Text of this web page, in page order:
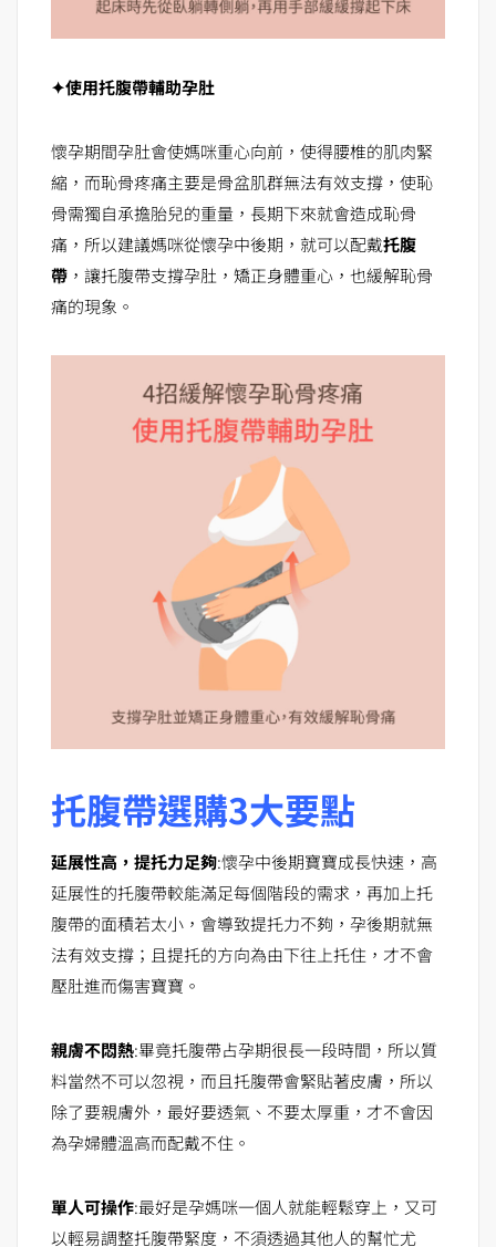
✦使用托腹帶輔助孕肚
懷孕期間孕肚會使媽咪重心向前，使得腰椎的肌肉緊
縮，而恥骨疼痛主要是骨盆肌群無法有效支撐，使恥
骨需獨自承擔胎兒的重量，長期下來就會造成恥骨
痛，所以建議媽咪從懷孕中後期，就可以配戴托腹
帶 ，讓托腹帶支撐孕肚，矯正身體重心，也緩解恥骨
痛的現象。
托腹帶選購3大要點
延展性高，提托力足夠:懷孕中後期寶寶成長快速，高
延展性的托腹帶較能滿足每個階段的需求，再加上托
腹帶的面積若太小，會導致提托力不夠，孕後期就無
法有效支撐；且提托的方向為由下往上托住，才不會
壓肚進而傷害寶寶。
親膚不悶熱:畢竟托腹帶占孕期很長一段時間，所以質
料當然不可以忽視，而且托腹帶會緊貼著皮膚，所以
除了要親膚外，最好要透氣、不要太厚重，才不會因
為孕婦體溫高而配戴不住。
單人可操作:最好是孕媽咪一個人就能輕鬆穿上，又可
以輕易調整托腹帶緊度，不須透過其他人的幫忙尤